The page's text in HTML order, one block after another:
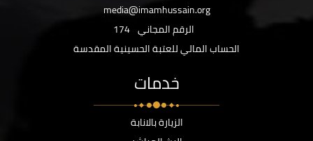
media@imamhussain.org
الرقم المجاني 174
الحساب المالي للعتبة الحسينية المقدسة
خدمات
الزيارة بالانابة